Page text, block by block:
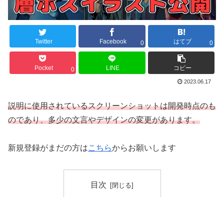
Twitter Facebook 0 はてブ 0
Pocket 0 LINE コピー
2023.06.17
説明に使用されているスクリーンショットは開発時点のも
のであり、多少の文言やデザインの変更があります。
新規登録がまだの方はこちらからお願いします
目次